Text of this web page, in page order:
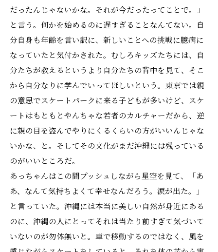
だったんじゃないかな。それが今だったってことで。」
と言う。何かを始めるのに遅すぎることなんてない。自
分自身も年齢を言い訳に、新しいことへの挑戦に臆病に
なっていたと気付かされた。むしろキッズたちには、自
分たちが教えるというより自分たちの背中を見て、そこ
から自分なりに学んでいってほしいという。東京では親
の意思でスケートパークに来る子どもが多いけど、スケ
ートはもともとやんちゃな若者のカルチャーだから、逆
に親の目を盗んでやりにくるくらいの方がいいんじゃな
いかな、と。そしてその文化がまだ沖縄には残っている
のがいいところだ。
あっちゃんはこの間プッシュしながら星空を見て、「あ
あ、なんて気持ちよくて幸せなんだろう。涙が出た。」
と言っていた。沖縄には本当に美しい自然が身近にある
のに、沖縄の人にとってそれは当たり前すぎて気づいて
いないのが勿体無いと。車で移動するのではなく、風を